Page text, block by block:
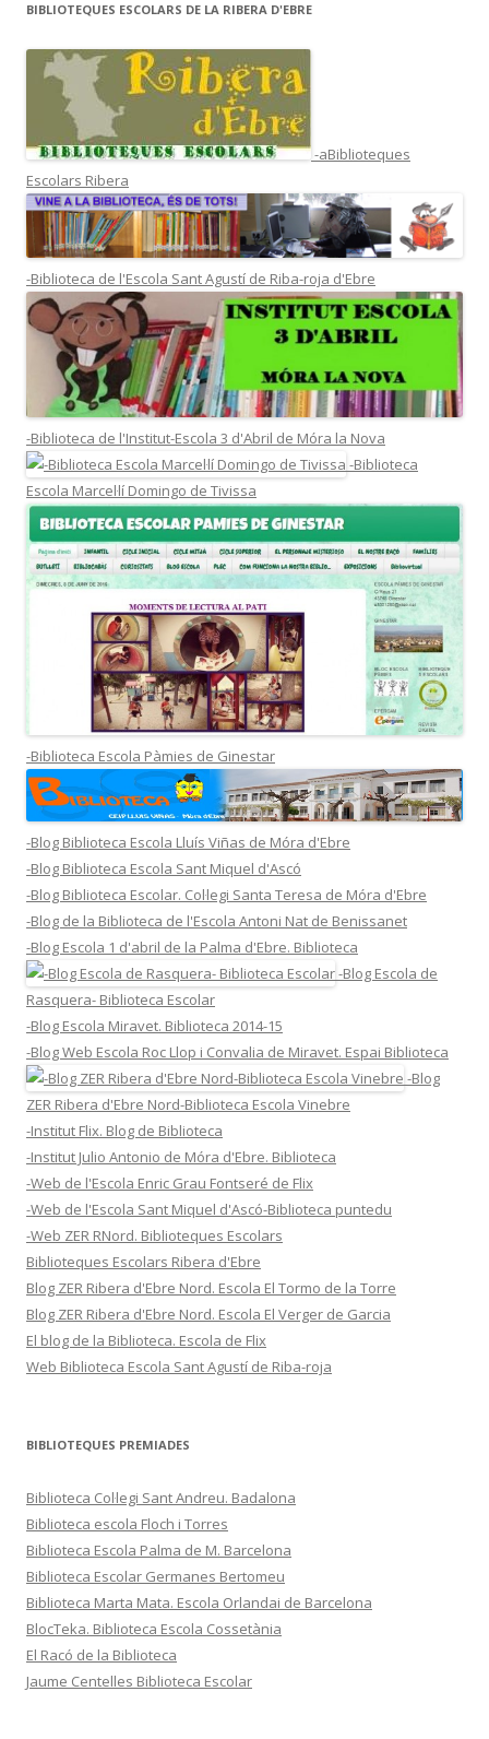
BIBLIOTEQUES ESCOLARS DE LA RIBERA D'EBRE
-aBiblioteques
Escolars Ribera
-Biblioteca de l'Escola Sant Agustí de Riba-roja d'Ebre
-Biblioteca de l'Institut-Escola 3 d'Abril de Móra la Nova
-Biblioteca
Escola Marcel·lí Domingo de Tivissa
-Biblioteca Escola Pàmies de Ginestar
-Blog Biblioteca Escola Lluís Viñas de Móra d'Ebre
-Blog Biblioteca Escola Sant Miquel d'Ascó
-Blog Biblioteca Escolar. Col·legi Santa Teresa de Móra d'Ebre
-Blog de la Biblioteca de l'Escola Antoni Nat de Benissanet
-Blog Escola 1 d'abril de la Palma d'Ebre. Biblioteca
-Blog Escola de
Rasquera- Biblioteca Escolar
-Blog Escola Miravet. Biblioteca 2014-15
-Blog Web Escola Roc Llop i Convalia de Miravet. Espai Biblioteca
-Blog
ZER Ribera d'Ebre Nord-Biblioteca Escola Vinebre
-Institut Flix. Blog de Biblioteca
-Institut Julio Antonio de Móra d'Ebre. Biblioteca
-Web de l'Escola Enric Grau Fontseré de Flix
-Web de l'Escola Sant Miquel d'Ascó-Biblioteca puntedu
-Web ZER RNord. Biblioteques Escolars
Biblioteques Escolars Ribera d'Ebre
Blog ZER Ribera d'Ebre Nord. Escola El Tormo de la Torre
Blog ZER Ribera d'Ebre Nord. Escola El Verger de Garcia
El blog de la Biblioteca. Escola de Flix
Web Biblioteca Escola Sant Agustí de Riba-roja
BIBLIOTEQUES PREMIADES
Biblioteca Col·legi Sant Andreu. Badalona
Biblioteca escola Floch i Torres
Biblioteca Escola Palma de M. Barcelona
Biblioteca Escolar Germanes Bertomeu
Biblioteca Marta Mata. Escola Orlandai de Barcelona
BlocTeka. Biblioteca Escola Cossetània
El Racó de la Biblioteca
Jaume Centelles Biblioteca Escolar